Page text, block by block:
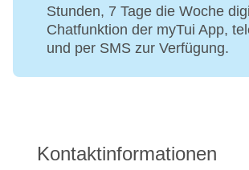
Stunden, 7 Tage die Woche
Chatfunktion der myTui App,
und per SMS zur Verfügung.
Kontaktinformationen